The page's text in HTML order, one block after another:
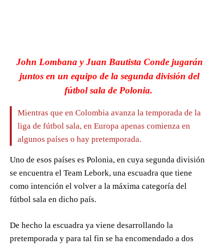
John Lombana y Juan Bautista Conde jugarán
juntos en un equipo de la segunda división del
fútbol sala de Polonia.
Mientras que en Colombia avanza la temporada de la
liga de fútbol sala, en Europa apenas comienza en
algunos países o hay pretemporada.
Uno de esos países es Polonia, en cuya segunda división
se encuentra el Team Lebork, una escuadra que tiene
como intención el volver a la máxima categoría del
fútbol sala en dicho país.
De hecho la escuadra ya viene desarrollando la
pretemporada y para tal fin se ha encomendado a dos